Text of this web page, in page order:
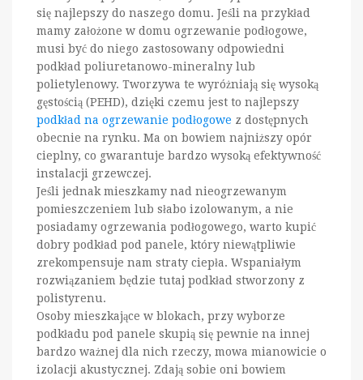
się najlepszy do naszego domu. Jeśli na przykład
mamy założone w domu ogrzewanie podłogowe,
musi być do niego zastosowany odpowiedni
podkład poliuretanowo-mineralny lub
polietylenowy. Tworzywa te wyróżniają się wysoką
gęstością (PEHD), dzięki czemu jest to najlepszy
podkład na ogrzewanie podłogowe z dostępnych
obecnie na rynku. Ma on bowiem najniższy opór
cieplny, co gwarantuje bardzo wysoką efektywność
instalacji grzewczej.
Jeśli jednak mieszkamy nad nieogrzewanym
pomieszczeniem lub słabo izolowanym, a nie
posiadamy ogrzewania podłogowego, warto kupić
dobry podkład pod panele, który niewątpliwie
zrekompensuje nam straty ciepła. Wspaniałym
rozwiązaniem będzie tutaj podkład stworzony z
polistyrenu.
Osoby mieszkające w blokach, przy wyborze
podkładu pod panele skupią się pewnie na innej
bardzo ważnej dla nich rzeczy, mowa mianowicie o
izolacji akustycznej. Zdają sobie oni bowiem